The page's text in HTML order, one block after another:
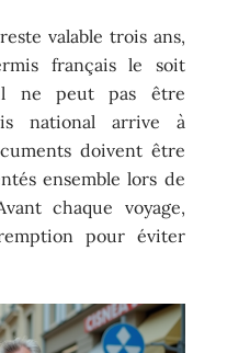
valable trois ans,
français le soit
ne peut pas être
national arrive à
doivent être
ensemble lors de
chaque voyage,
pour éviter